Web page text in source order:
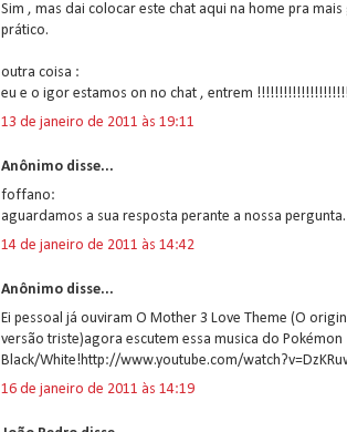
Sim , mas dai colocar este chat aqui na home pra
prático.
outra coisa :
eu e o igor estamos on no chat , entrem
13 de janeiro de 2011 às 19:11
Anônimo disse...
foffano:
aguardamos a sua resposta perante a nossa pergunta.
14 de janeiro de 2011 às 14:42
Anônimo disse...
Ei pessoal já ouviram O Mother 3 Love Theme (O
versão triste)agora escutem essa musica do Pokémon
Black/White!http://www.youtube.com/
16 de janeiro de 2011 às 14:19